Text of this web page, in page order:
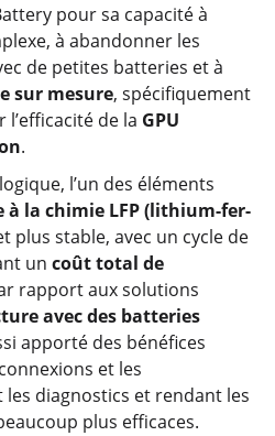
pour sa capacité à
à abandonner les
de petites batteries et à
sur mesure, spécifiquement
de la GPU
.
l’un des éléments
à la chimie LFP (lithium-fer-
plus stable, avec un cycle de
un coût total de
rapport aux solutions
avec des batteries
apporté des bénéfices
et les
diagnostics et rendant les
plus efficaces.